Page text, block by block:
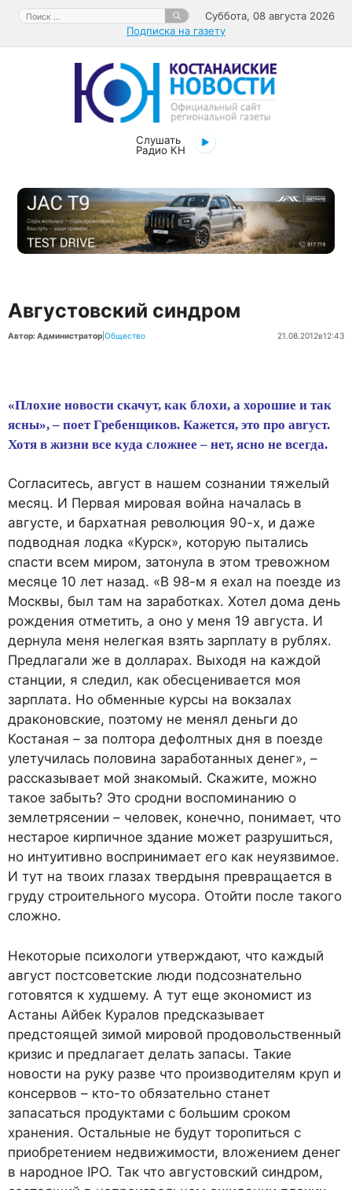
Перейти
содержимому
Поиск:
Суббота, 08 августа 2026
Подписка на газету
Слушать
Радио КН
Августовский синдром
Автор: Администратор Общество 21.08.2012в12:43
«Плохие новости скачут, как блохи, а хорошие и так
ясны», – поет Гребенщиков. Кажется, это про август.
Хотя в жизни все куда сложнее – нет, ясно не всегда.
Согласитесь, август в нашем сознании тяжелый
месяц. И Первая мировая война началась в
августе, и бархатная революция 90-х, и даже
подводная лодка «Курск», которую пытались
спасти всем миром, затонула в этом тревожном
месяце 10 лет назад. «В 98-м я ехал на поезде из
Москвы, был там на заработках. Хотел дома день
рождения отметить, а оно у меня 19 августа. И
дернула меня нелегкая взять зарплату в рублях.
Предлагали же в долларах. Выходя на каждой
станции, я следил, как обесценивается моя
зарплата. Но обменные курсы на вокзалах
драконовские, поэтому не менял деньги до
Костаная – за полтора дефолтных дня в поезде
улетучилась половина заработанных денег», –
рассказывает мой знакомый. Скажите, можно
такое забыть? Это сродни воспоминанию о
землетрясении – человек, конечно, понимает, что
нестарое кирпичное здание может разрушиться,
но интуитивно воспринимает его как неуязвимое.
И тут на твоих глазах твердыня превращается в
груду строительного мусора. Отойти после такого
сложно.
Некоторые психологи утверждают, что каждый
август постсоветские люди подсознательно
готовятся к худшему. А тут еще экономист из
Астаны Айбек Куралов предсказывает
предстоящей зимой мировой продовольственный
кризис и предлагает делать запасы. Такие
новости на руку разве что производителям круп и
консервов – кто-то обязательно станет
запасаться продуктами с большим сроком
хранения. Остальные не будут торопиться с
приобретением недвижимости, вложением денег
в народное IPO. Так что августовский синдром,